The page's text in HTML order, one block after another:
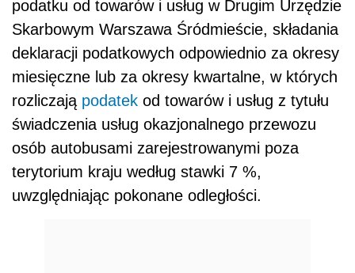
podatku od towarów i usług w Drugim Urzędzie
Skarbowym Warszawa Śródmieście, składania
deklaracji podatkowych odpowiednio za okresy
miesięczne lub za okresy kwartalne, w których
rozliczają podatek od towarów i usług z tytułu
świadczenia usług okazjonalnego przewozu
osób autobusami zarejestrowanymi poza
terytorium kraju według stawki 7 %,
uwzględniając pokonane odległości.